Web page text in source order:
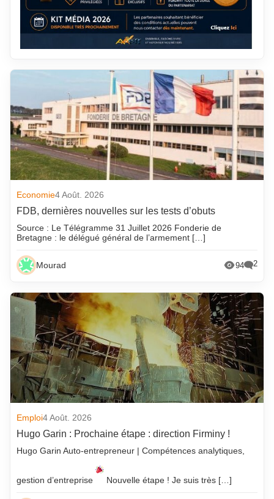
Economie4 Août. 2026
FDB, dernières nouvelles sur les tests d’obuts
Source : Le Télégramme 31 Juillet 2026 Fonderie de
Bretagne : le délégué général de l’armement […]
Mourad 94 2
Emploi4 Août. 2026
Hugo Garin : Prochaine étape : direction Firminy !
Hugo Garin Auto-entrepreneur | Compétences analytiques,
gestion d’entreprise Nouvelle étape ! Je suis très […]